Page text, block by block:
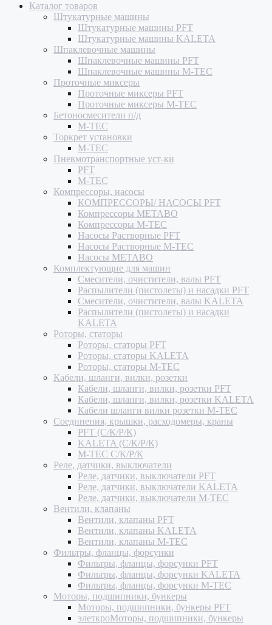
Каталог товаров
Штукатурные машины
Штукатурные машины PFT
Штукатурные машины KALETA
Шпаклевочные машины
Шпаклевочные машины PFT
Шпаклевочные машины M-TEC
Проточные миксеры
Проточные миксеры PFT
Проточные миксеры M-TEC
Бетоносмесители п/д
M-TEC
Торкрет установки
M-TEC
Пневмотранспортные уст-ки
PFT
M-TEC
Компрессоры, насосы
КОМПРЕССОРЫ/ НАСОСЫ PFT
Компрессоры METABO
Компрессоры M-TEC
Насосы Растворные PFT
Насосы Растворные M-TEC
Насосы METABO
Комплектующие для машин
Смесители, очистители, валы PFT
Распылители (пистолеты) и насадки PFT
Смесители, очистители, валы KALETA
Распылители (пистолеты) и насадки
KALETA
Роторы, статоры
Роторы, статоры PFT
Роторы, статоры KALETA
Роторы, статоры M-TEC
Кабели, шланги, вилки, розетки
Кабели, шланги, вилки, розетки PFT
Кабели, шланги, вилки, розетки KALETA
Кабели шланги вилки розетки M-TEC
Соединения, крышки, расходомеры, краны
PFT (С/К/Р/К)
KALETA (С/К/Р/К)
M-TEC С/К/Р/К
Реле, датчики, выключатели
Реле, датчики, выключатели PFT
Реле, датчики, выключатели KALETA
Реле, датчики, выключатели M-TEC
Вентили, клапаны
Вентили, клапаны PFT
Вентили, клапаны KALETA
Вентили, клапаны M-TEC
Фильтры, фланцы, форсунки
Фильтры, фланцы, форсунки PFT
Фильтры, фланцы, форсунки KALETA
Фильтры, фланцы, форсунки M-TEC
Моторы, подшипники, бункеры
Моторы, подшипники, бункеры PFT
элеткроМоторы, подшипники, бункеры